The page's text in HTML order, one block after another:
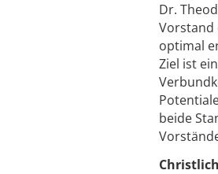
Dr.
Vorstand
optimal
Ziel ist
beide